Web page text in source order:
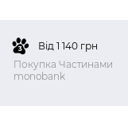
Від 1 140 грн
Покупка Частинами
monobank